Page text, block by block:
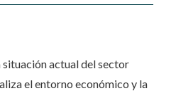
actual del sector
el entorno económico y la